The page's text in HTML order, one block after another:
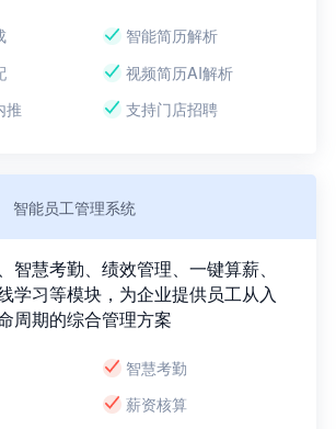
智能简历解析
视频简历AI解析
推
支持门店招聘
智能员工管理系统
智慧考勤、绩效管理、一键算薪、
学习等模块，为企业提供员工从入
周期的综合管理方案
智慧考勤
薪资核算